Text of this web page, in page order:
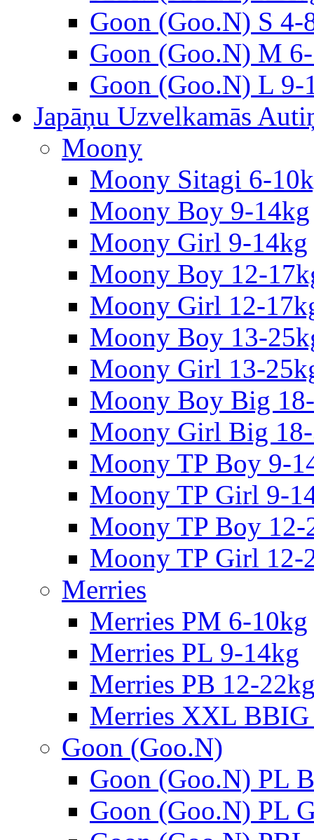
Goon (Goo.N) S 4-
Goon (Goo.N) M
Goon (Goo.N) L 9-
Japāņu Uzvelkamās
Moony
Moony Sitagi 6-
Moony Boy 9-14kg
Moony Girl 9-14kg
Moony Boy 12-
Moony Girl 12-
Moony Boy 13-
Moony Girl 13-
Moony Boy Big
Moony Girl Big
Moony TP Boy 9-
Moony TP Girl 9-
Moony TP Boy 12-
Moony TP Girl 12-
Merries
Merries PM 6-10kg
Merries PL 9-14kg
Merries PB 12-
Merries XXL
Goon (Goo.N)
Goon (Goo.N) PL
Goon (Goo.N) PL